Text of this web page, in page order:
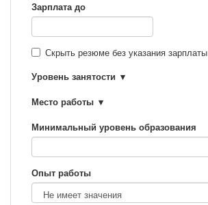
Зарплата до
Скрыть резюме без указания зарплаты
Уровень занятости
Место работы
Минимальный уровень образования
Опыт работы